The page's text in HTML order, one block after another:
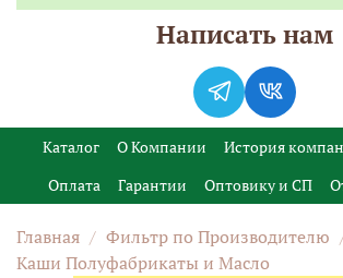
Каталог О Компании История
Оплата
Гарантии Оптовику и СП
Главная Фильтр по Производителю
Каши Полуфабрикаты и Масло
Написать нам